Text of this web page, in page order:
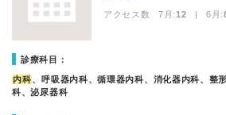
アクセス数 7月:12 | 6月:
診療科目：
内科、呼吸器内科、循環器内科、消化器内科、整
科、泌尿器科